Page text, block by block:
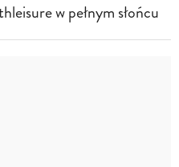
w pełnym słońcu